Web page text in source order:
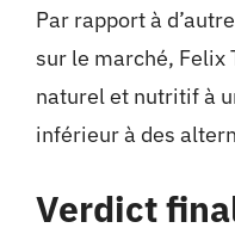
Par rapport à
sur le marché, Felix
naturel et nutritif à
inférieur à des
Verdict